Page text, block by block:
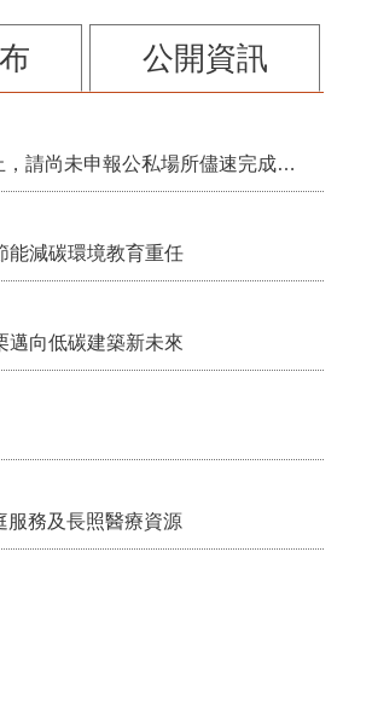
公開資訊
115年第2季固定源空污費申報已於7月底截止，請尚未申報公私場所儘速完成申繳，以免面臨滯納金及罰鍰!
減碳環境教育重任
向低碳建築新未來
服務及長照醫療資源